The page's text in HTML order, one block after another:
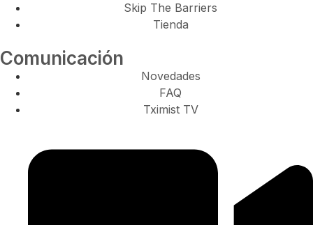
Skip The Barriers
Tienda
Comunicación
Novedades
FAQ
Tximist TV